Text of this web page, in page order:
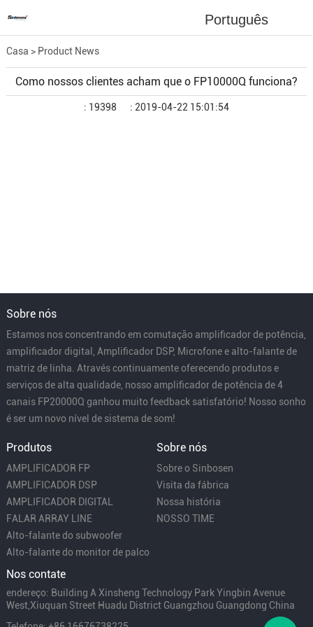
Português
Casa > Product News
Como nossos clientes acham que o FP10000Q funciona?
: 19398 : 2019-04-22 15:01:54
Sobre nós
Estamos nos concentrando em comutação amplificador de potência,
amplificador digital, Amplificador DSP, Microfone e alto-falante de
matriz de linha. Através continuamente oferecendo produtos e
serviços de alta qualidade, nosso amplificador de potência de 4
canais FP20000Q ganhou muito feedback satisfatório! Nosso sonho
é ser um novo nível de sistema de som!
Produtos
AMPLIFICADOR FP
AMPLIFICADOR DSP
AMPLIFICADOR DIGITAL
FALAR ARRAY LINE
Alto-falante do subwoofer
Alto-falante do monitor de palco
Sobre nós
Sobre o Sinbosen
Visita da fábrica
Nossa história
NOSSO TIME
Nos contate
endereço: Building A Xinsheng Technology Park Yingbin Avenue
West,Xiuquan Street Huadu District Guangzhou Guangdong China